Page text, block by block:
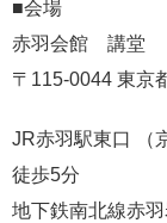
■会場
赤羽会館 講堂
〒115-0044 東京
JR赤羽駅東口 （
徒歩5分
地下鉄南北線赤